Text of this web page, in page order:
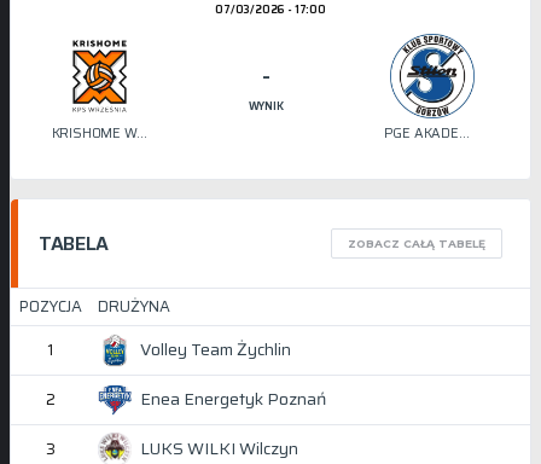
07/03/2026 - 17:00
KRISHOME WRZEŚNIA PGE AKADEMIA SIATKÓWKI STILON
-
WYNIK
TABELA ZOBACZ CAŁĄ TABELĘ
POZYCJA
DRUŻYNA
1
Volley Team Żychlin
2 Enea Energetyk Poznań
3 LUKS WILKI Wilczyn